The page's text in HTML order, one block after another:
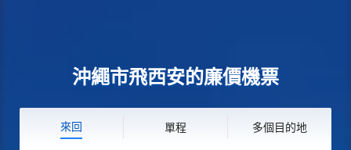
沖繩市飛西安的廉價機票
來回 單程 多個目的地